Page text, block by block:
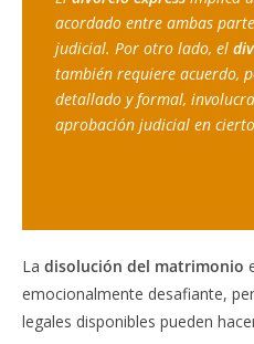
acordado entre ambas
judicial. Por otro lado, el
también requiere acuerdo,
detallado y formal,
aprobación judicial en
La disolución del matrimonio
emocionalmente desafiante,
legales disponibles pueden